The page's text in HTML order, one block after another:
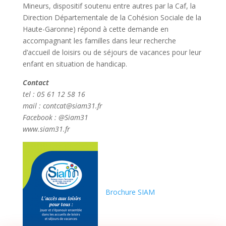
Mineurs, dispositif soutenu entre autres par la Caf, la
Direction Départementale de la Cohésion Sociale de la
Haute-Garonne) répond à cette demande en
accompagnant les familles dans leur recherche
d’accueil de loisirs ou de séjours de vacances pour leur
enfant en situation de handicap.
Contact
tel : 05 61 12 58 16
mail : contcat@siam31.fr
Facebook : @Siam31
www.siam31.fr
Brochure SIAM